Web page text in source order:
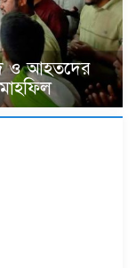
ও আহতদের